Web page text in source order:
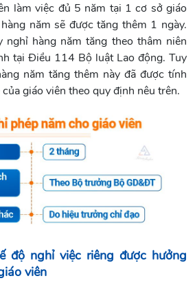
làm việc đủ 5 năm tại 1 cơ sở giáo
năm sẽ được tăng thêm 1 ngày.
hàng năm tăng theo thâm niên
tại Điều 114 Bộ luật Lao động. Tuy
năm tăng thêm này đã được tính
giáo viên theo quy định nêu trên.
độ nghỉ việc riêng được hưởng
viên